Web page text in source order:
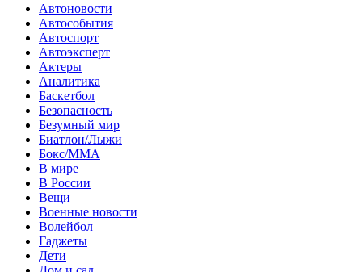
Автоновости
Автособытия
Автоспорт
Автоэксперт
Актеры
Аналитика
Баскетбол
Безопасность
Безумный мир
Биатлон/Лыжи
Бокс/MMA
В мире
В России
Вещи
Военные новости
Волейбол
Гаджеты
Дети